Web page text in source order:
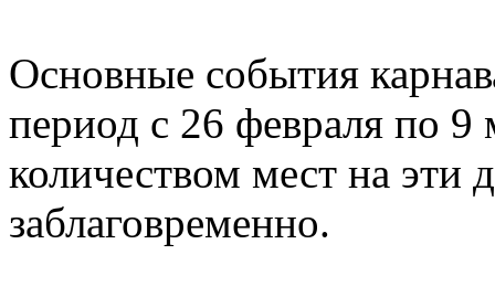
Основные события
период c 26 февраля по 9
количеством мест на эти
заблаговременно.